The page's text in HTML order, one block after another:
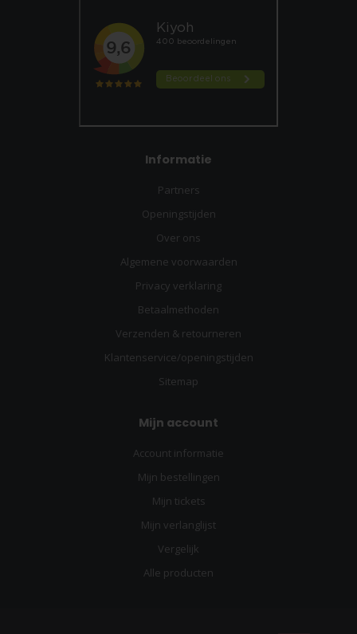
Informatie
Partners
Openingstijden
Over ons
Algemene voorwaarden
Privacy verklaring
Betaalmethoden
Verzenden & retourneren
Klantenservice/openingstijden
Sitemap
Mijn account
Account informatie
Mijn bestellingen
Mijn tickets
Mijn verlanglijst
Vergelijk
Alle producten